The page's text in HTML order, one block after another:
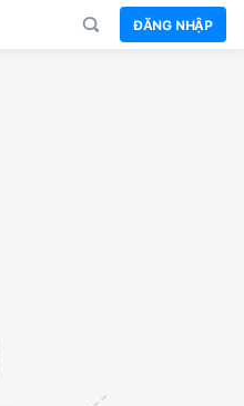
ĐĂNG NHẬP